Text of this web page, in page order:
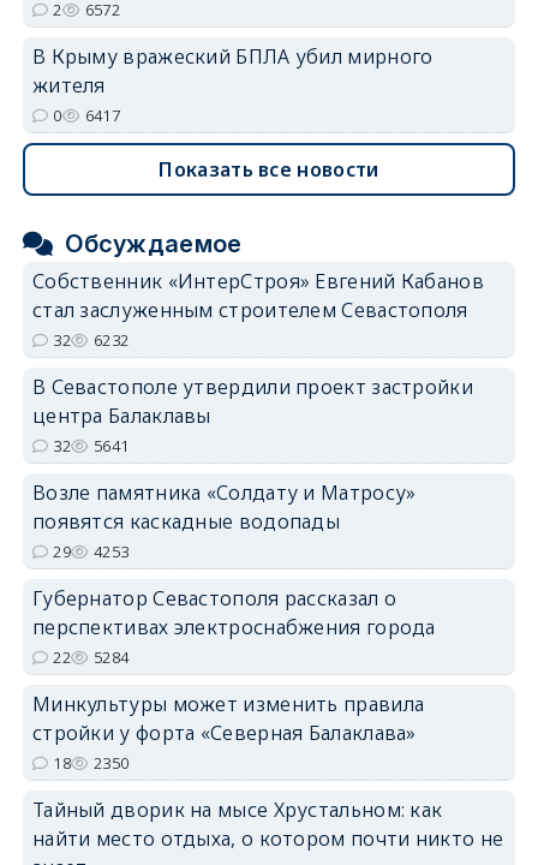
2 6572
В Крыму вражеский БПЛА убил мирного
жителя
0 6417
Показать все новости
Обсуждаемое
Собственник «ИнтерСтроя» Евгений Кабанов
стал заслуженным строителем Севастополя
32 6232
В Севастополе утвердили проект застройки
центра Балаклавы
32 5641
Возле памятника «Солдату и Матросу»
появятся каскадные водопады
29 4253
Губернатор Севастополя рассказал о
перспективах электроснабжения города
22 5284
Минкультуры может изменить правила
стройки у форта «Северная Балаклава»
18 2350
Тайный дворик на мысе Хрустальном: как
найти место отдыха, о котором почти никто не